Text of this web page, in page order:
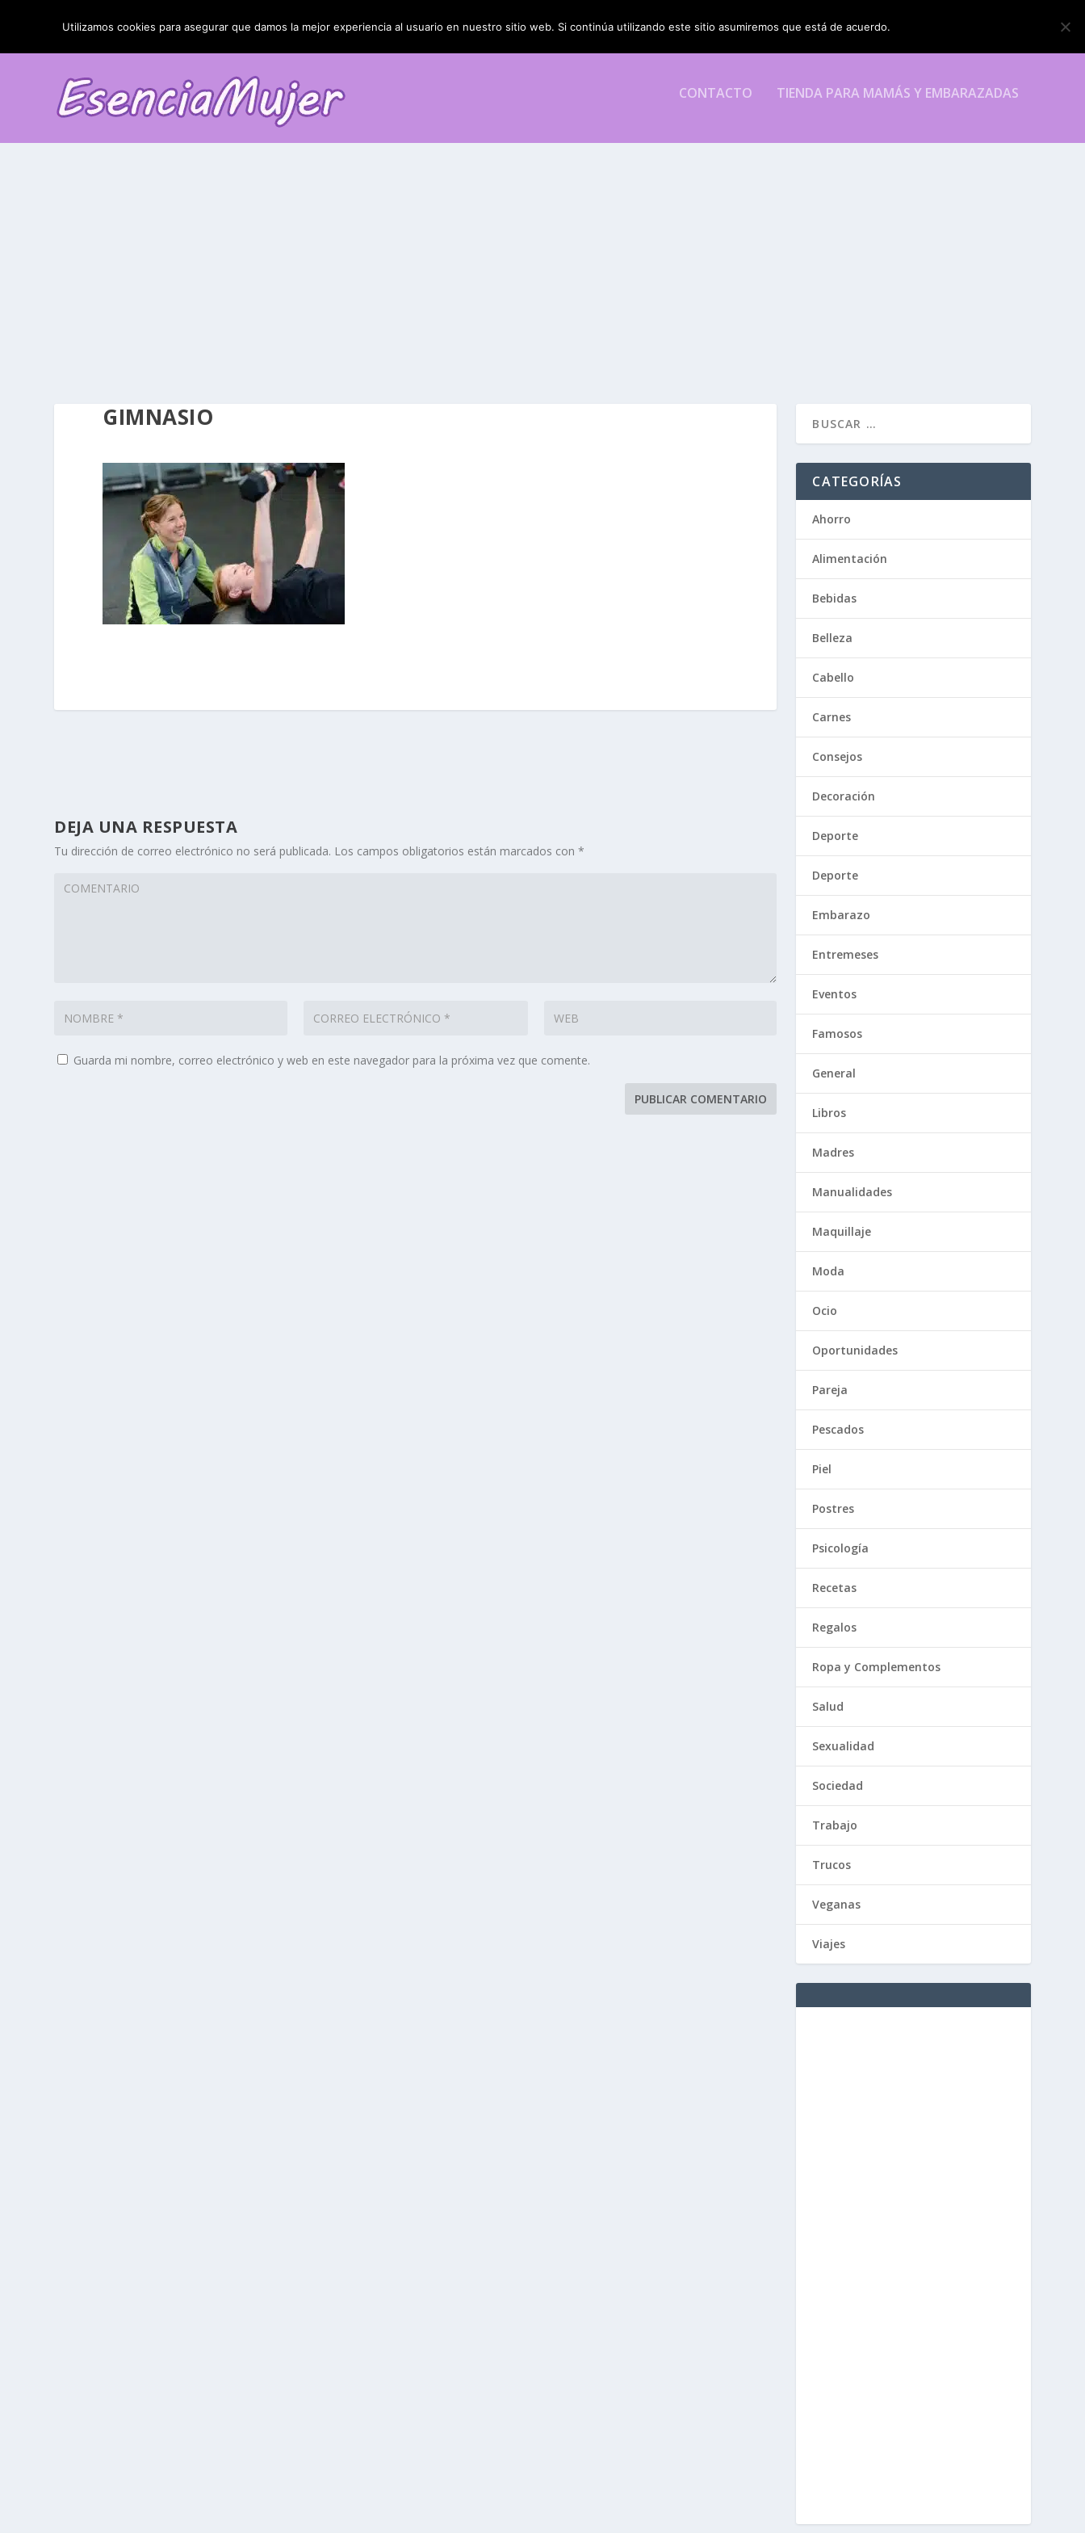
TENDENCIAS: La blefaroplastia y sus resultados
CONTACTO TIENDA PARA MAMÁS Y EMBARAZADAS
GIMNASIO
DEJA UNA RESPUESTA
Tu dirección de correo electrónico no será publicada. Los campos obligatorios están marcados con*
Guarda mi nombre, correo electrónico y web en este navegador para la próxima vez que comente.
CATEGORÍAS
Ahorro
Alimentación
Bebidas
Belleza
Cabello
Carnes
Consejos
Decoración
Deporte
Deporte
Embarazo
Entremeses
Eventos
Famosos
General
Libros
Madres
Manualidades
Maquillaje
Moda
Ocio
Oportunidades
Pareja
Pescados
Piel
Postres
Psicología
Recetas
Regalos
Ropa y Complementos
Salud
Sexualidad
Sociedad
Trabajo
Trucos
Veganas
Viajes
Utilizamos cookies para asegurar que damos la mejor experiencia al usuario en nuestro sitio web. Si continúa utilizando este sitio asumiremos que está de acuerdo.